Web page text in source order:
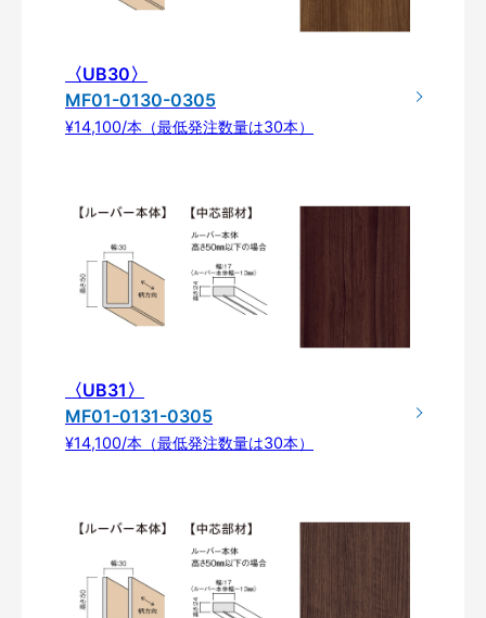
〈UB30〉
MF01-0130-0305
¥14,100/本（最低発注数量は30本）
〈UB31〉
MF01-0131-0305
¥14,100/本（最低発注数量は30本）